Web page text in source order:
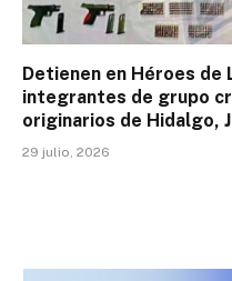
Detienen en Héroes de
integrantes de grupo
originarios de Hidalgo,
29 julio, 2026